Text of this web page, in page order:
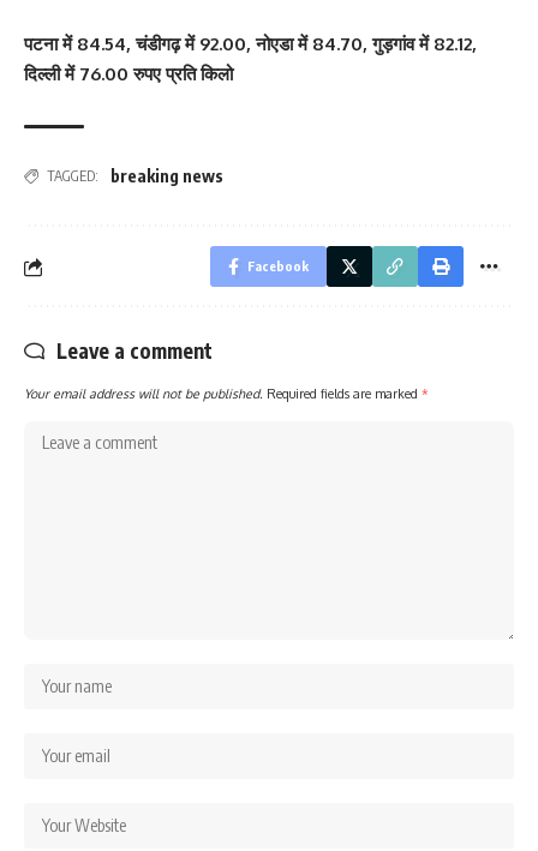
पटना में 84.54, चंडीगढ़ में 92.00, नोएडा में 84.70, गुड़गांव में 82.12,
दिल्ली में 76.00 रुपए प्रति किलो
TAGGED: breaking news
Facebook
Leave a comment
Your email address will not be published. Required fields are marked *